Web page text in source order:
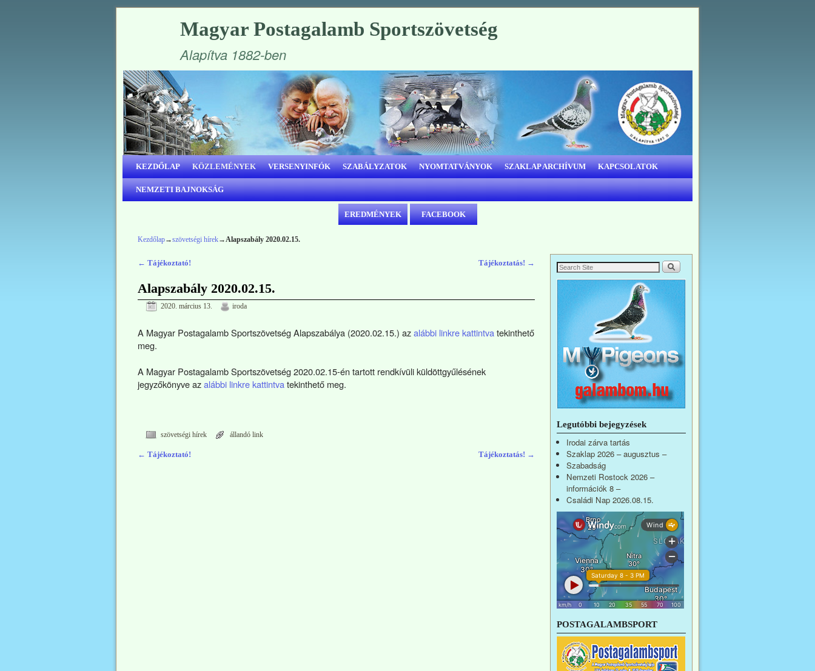
Magyar Postagalamb Sportszövetség
Alapítva 1882-ben
Ugrás a főtartalomra
Ugrás a másodlagos tartalomra
KEZDŐLAP KÖZLEMÉNYEK VERSENYINFÓK SZABÁLYZATOK NYOMTATVÁNYOK SZAKLAP ARCHÍVUM KAPCSOLATOK
NEMZETI BAJNOKSÁG
EREDMÉNYEK FACEBOOK
Kezdőlap→szövetségi hírek→Alapszabály 2020.02.15.
Bejegyzés navigáció
← Tájékoztató! Tájékoztatás! →
Alapszabály 2020.02.15.
2020. március 13. iroda
A Magyar Postagalamb Sportszövetség Alapszabálya (2020.02.15.) azalábbi linkre kattintvatekinthető
meg.
A Magyar Postagalamb Sportszövetség 2020.02.15-én tartott rendkívüli küldöttgyűlésének
jegyzőkönyve azalábbi linkre kattintvatekinthető meg.
szövetségi hírek állandó link
Bejegyzés navigáció
← Tájékoztató! Tájékoztatás! →
Legutóbbi bejegyzések
Irodai zárva tartás
Szaklap 2026 – augusztus –
Szabadság
Nemzeti Rostock 2026 –
információk 8 –
Családi Nap 2026.08.15.
POSTAGALAMBSPORT